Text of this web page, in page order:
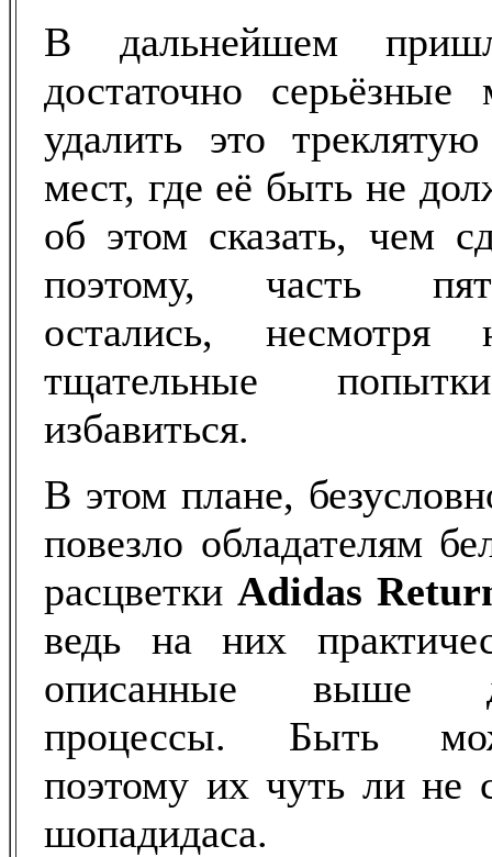
В дальнейшем
достаточно
удалить это
мест, где её быть не
об этом сказать, чем
поэтому, часть
остались,
тщательные
избавиться.
В этом плане,
повезло обладателям
расцветкиAdidas
ведь на них
описанные выше
процессы. Быть
поэтому их чуть ли не
шопадидаса.